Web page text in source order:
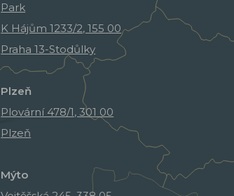
Park
K Hájům 1233/2, 155 00
Praha 13-Stodůlky
Plzeň
Plovární 478/1, 301 00
Plzeň
Mýto